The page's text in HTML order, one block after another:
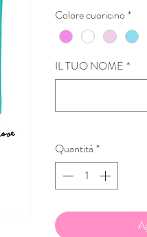
Colore cuoricino *
IL TUO NOME *
Quantità *